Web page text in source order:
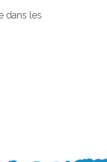
dans les